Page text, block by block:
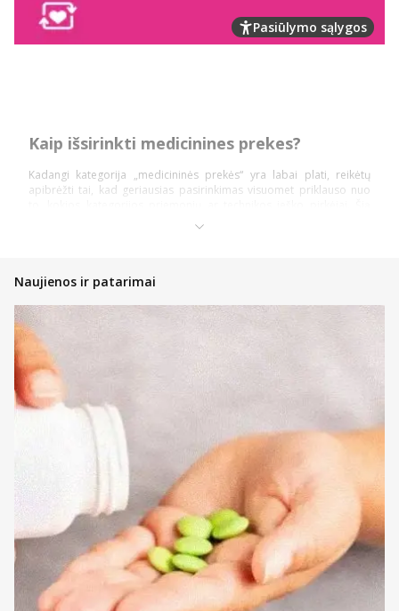
Pasiūlymo sąlygos
Kaip išsirinkti medicinines prekes?
Kadangi kategorija „medicininės prekės“ yra labai plati, reikėtų
apibrėžti tai, kad geriausias pasirinkimas visuomet priklauso nuo
Pasidalinsime bendromis įžvalgomis, ką vertėtų žinoti kiekvienam
pirkėjui, nusprendusiam pirkti internetinėje vaistinėje, kad įsigytų
priemonių ir technikos nauda būtų pati didžiausia!
Atsidarykite prekės puslapyje ir perskaitykite aprašymą,
instrukcijas bei kitą aktualią informaciją;
Jeigu prekė patiko, tačiau norite dar pasidairyti po prekių
sugrįžti vėliau;
Nedvejokite konsultuotis su internetinės vaistinės komanda,
kad gautumėte profesionalų patarimą bet kuriuo klausimu;
Jeigu tai – ne vaistiniai preparatai, galite atkreipti dėmesį į
informaciją prie kainos – gali būti taikoma akcija su lojalumo
kortele arba visiems pirkėjams ir techniką ar priemones
įsigysite pigiau nei įprastai.
Renkantis medicinines priemones, svarbu atkreipti dėmesį į visą
prieinamą informaciją. Kadangi renkatės prekes ir produktus
sveikatos ar medicininei priežiūrai, būtina jausti užtikrintumą dėl to,
kad išsirinkote tai, ko reikia. Daugybė preparatų ar priemonių
parduodami skirtingais kiekiais, tad nedvejokite pasidairyti po
katalogą ieškodami labiausiai poreikį atitinkančio kiekio.
Naujienos ir patarimai